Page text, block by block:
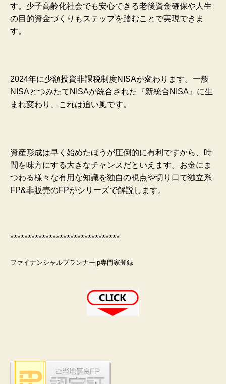
す。少子高齢化社会でも安心できる老後資金確保や人生
の目的資金づくりもステップを踏むことで実現できま
す。
2024年に少額投資非課税制度NISAが変わります。 一般
NISAとつみたてNISAが統合された『新統合NISA』に生
まれ変わり、これは追い風です。
資産形成は早く始めたほうが圧倒的に有利ですから、時
間を味方にする大きなチャンスだといえます。 お金にま
つわる様々な有用な知識を独自の視点や切り口で独立系
FP&非販売のFPがシリーズで解説します。
*******************************
ファイナンシャルプランナーjp専門家登録